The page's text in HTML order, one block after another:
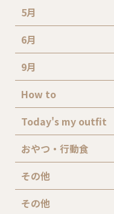
5月
6月
9月
How to
Today's my outfit
おやつ・行動食
その他
その他